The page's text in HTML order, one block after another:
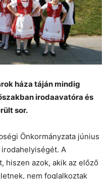
háza táján mindig
irodaavatóra és
sor.
Önkormányzata június
A
hiszen azok, akik az előző
nem foglalkoztak